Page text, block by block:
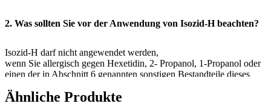
2. Was sollten Sie vor der Anwendung von Isozid-H beachten?
Isozid-H darf nicht angewendet werden,
wenn Sie allergisch gegen Hexetidin, 2- Propanol, 1-Propanol oder
einen der in Abschnitt 6 genannten sonstigen Bestandteile dieses
Warnhinweise und Vorsichtsmaßnahmen:
Ähnliche Produkte